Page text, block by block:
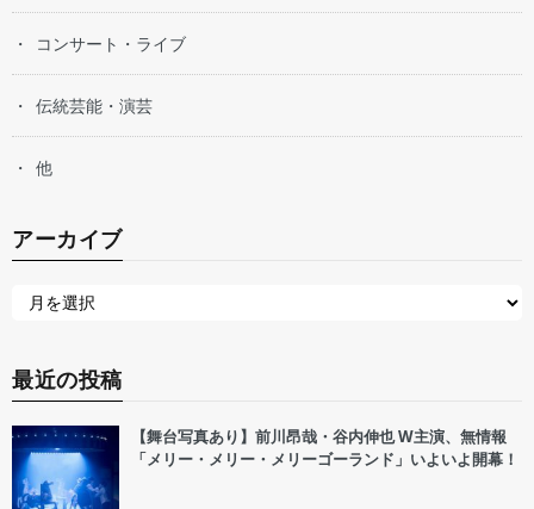
コンサート・ライブ
伝統芸能・演芸
他
アーカイブ
最近の投稿
【舞台写真あり】前川昂哉・谷内伸也 W主演、無情報
「メリー・メリー・メリーゴーランド」いよいよ開幕！